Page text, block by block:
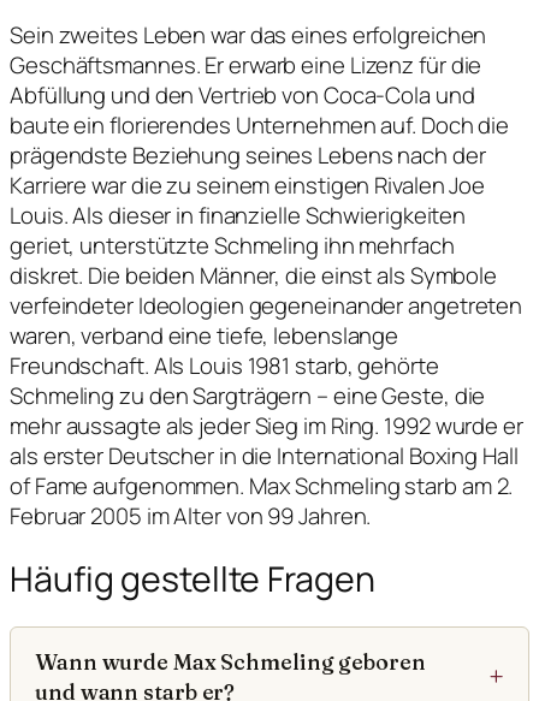
Sein zweites Leben war das eines erfolgreichen
Geschäftsmannes. Er erwarb eine Lizenz für die
Abfüllung und den Vertrieb von Coca-Cola und
baute ein florierendes Unternehmen auf. Doch die
prägendste Beziehung seines Lebens nach der
Karriere war die zu seinem einstigen Rivalen Joe
Louis. Als dieser in finanzielle Schwierigkeiten
geriet, unterstützte Schmeling ihn mehrfach
diskret. Die beiden Männer, die einst als Symbole
verfeindeter Ideologien gegeneinander angetreten
waren, verband eine tiefe, lebenslange
Freundschaft. Als Louis 1981 starb, gehörte
Schmeling zu den Sargträgern – eine Geste, die
mehr aussagte als jeder Sieg im Ring. 1992 wurde er
als erster Deutscher in die International Boxing Hall
of Fame aufgenommen. Max Schmeling starb am 2.
Februar 2005 im Alter von 99 Jahren.
Häufig gestellte Fragen
Wann wurde Max Schmeling geboren
und wann starb er?